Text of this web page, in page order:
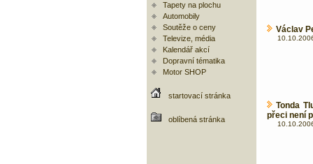
Tapety na plochu
Automobily
Soutěže o ceny
Televize, média
Kalendář akcí
Dopravní tématika
Motor SHOP
startovací stránka
oblíbená stránka
Václav
Tonda
přeci není